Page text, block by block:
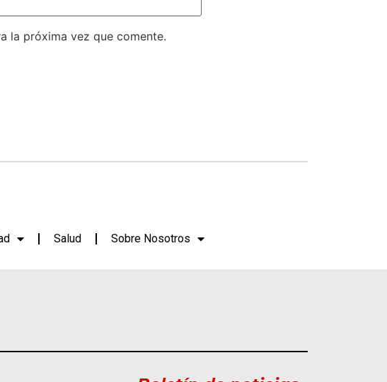
la próxima vez que comente.
Salud Sobre Nosotros